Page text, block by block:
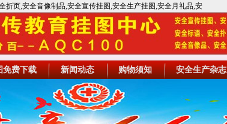
折页,安全音像制品,安全宣传挂图,安全生产挂图,安全月礼品,安
免费下载 新闻动态 购物须知 安全生产杂志